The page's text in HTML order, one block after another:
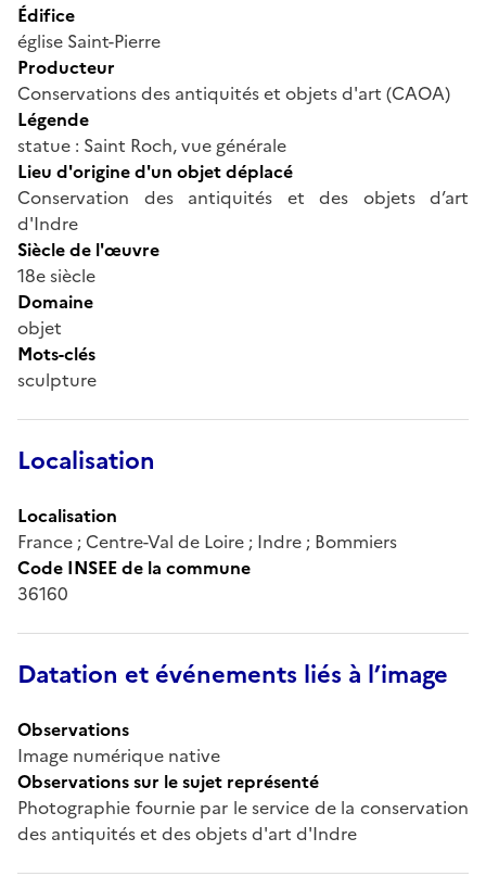
Édifice
église Saint-Pierre
Producteur
Conservations des antiquités et objets d'art (CAOA)
Légende
statue : Saint Roch, vue générale
Lieu d'origine d'un objet déplacé
Conservation des antiquités et des objets d’art
d'Indre
Siècle de l'œuvre
18e siècle
Domaine
objet
Mots-clés
sculpture
Localisation
Localisation
France ; Centre-Val de Loire ; Indre ; Bommiers
Code INSEE de la commune
36160
Datation et événements liés à l’image
Observations
Image numérique native
Observations sur le sujet représenté
Photographie fournie par le service de la conservation
des antiquités et des objets d'art d'Indre